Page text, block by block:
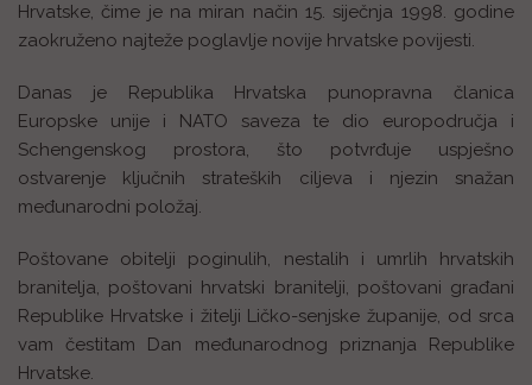
Hrvatske, čime je na miran način 15. siječnja 1998. godine
zaokruženo najteže poglavlje novije hrvatske povijesti.
Danas je Republika Hrvatska punopravna članica
Europske unije i NATO saveza te dio europodručja i
Schengenskog prostora, što potvrđuje uspješno
ostvarenje ključnih strateških ciljeva i njezin snažan
međunarodni položaj.
Poštovane obitelji poginulih, nestalih i umrlih hrvatskih
branitelja, poštovani hrvatski branitelji, poštovani građani
Republike Hrvatske i žitelji Ličko-senjske županije, od srca
vam čestitam Dan međunarodnog priznanja Republike
Hrvatske.